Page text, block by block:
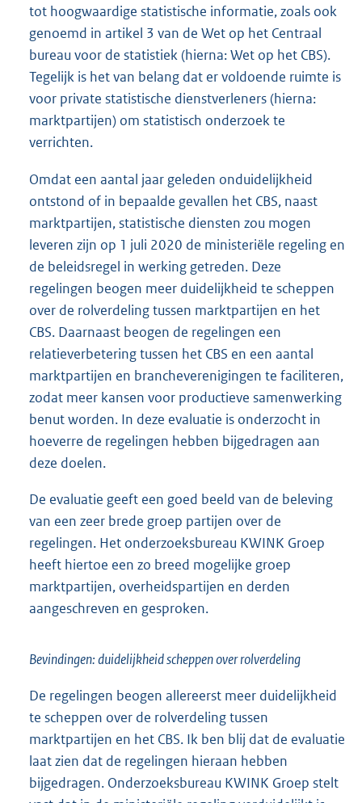
tot hoogwaardige statistische informatie, zoals ook
genoemd in artikel 3 van de Wet op het Centraal
bureau voor de statistiek (hierna: Wet op het CBS).
Tegelijk is het van belang dat er voldoende ruimte is
voor private statistische dienstverleners (hierna:
marktpartijen) om statistisch onderzoek te
verrichten.
Omdat een aantal jaar geleden onduidelijkheid
ontstond of in bepaalde gevallen het CBS, naast
marktpartijen, statistische diensten zou mogen
leveren zijn op 1 juli 2020 de ministeriële regeling en
de beleidsregel in werking getreden. Deze
regelingen beogen meer duidelijkheid te scheppen
over de rolverdeling tussen marktpartijen en het
CBS. Daarnaast beogen de regelingen een
relatieverbetering tussen het CBS en een aantal
marktpartijen en brancheverenigingen te faciliteren,
zodat meer kansen voor productieve samenwerking
benut worden. In deze evaluatie is onderzocht in
hoeverre de regelingen hebben bijgedragen aan
deze doelen.
De evaluatie geeft een goed beeld van de beleving
van een zeer brede groep partijen over de
regelingen. Het onderzoeksbureau KWINK Groep
heeft hiertoe een zo breed mogelijke groep
marktpartijen, overheidspartijen en derden
aangeschreven en gesproken.
Bevindingen: duidelijkheid scheppen over rolverdeling
De regelingen beogen allereerst meer duidelijkheid
te scheppen over de rolverdeling tussen
marktpartijen en het CBS. Ik ben blij dat de evaluatie
laat zien dat de regelingen hieraan hebben
bijgedragen. Onderzoeksbureau KWINK Groep stelt